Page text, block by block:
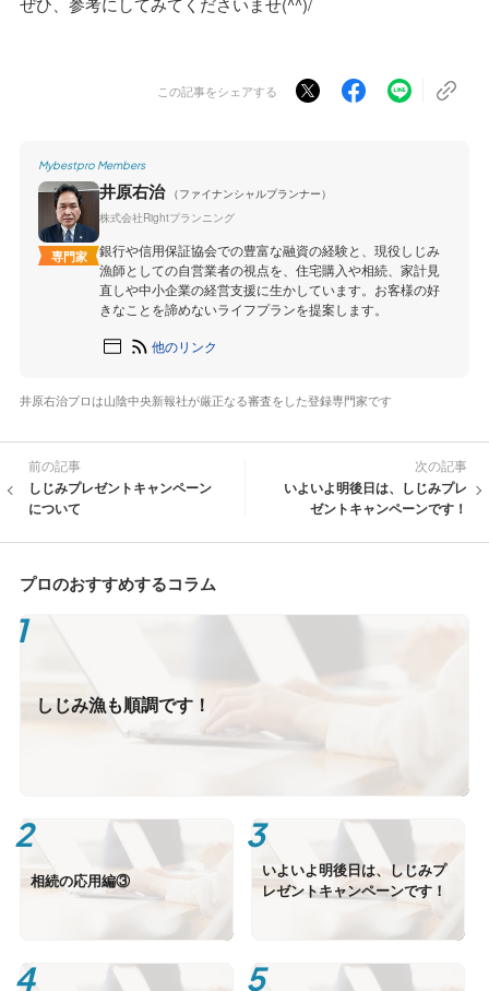
この記事をシェアする
Mybestpro Members
専門家
井原右治
（ファイナンシャルプランナー）
株式会社Rightプランニング
銀行や信用保証協会での豊富な融資の経験と、現役しじみ
漁師としての自営業者の視点を、住宅購入や相続、家計見
直しや中小企業の経営支援に生かしています。お客様の好
きなことを諦めないライフプランを提案します。
他のリンク
井原右治プロは山陰中央新報社が厳正なる審査をした登録専門家です
前の記事
しじみプレゼントキャンペーン
について
次の記事
いよいよ明後日は、しじみプレ
ゼントキャンペーンです！
プロのおすすめするコラム
しじみ漁も順調です！
相続の応用編③
いよいよ明後日は、しじみプ
レゼントキャンペーンです！